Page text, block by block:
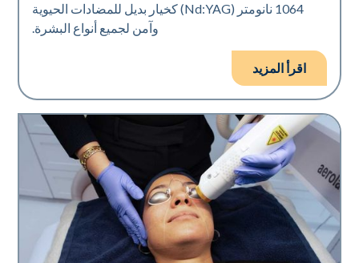
1064 نانومتر (Nd:YAG) كخيار بديل للمضادات الحيوية
وآمن لجميع أنواع البشرة.
اقرأ المزيد